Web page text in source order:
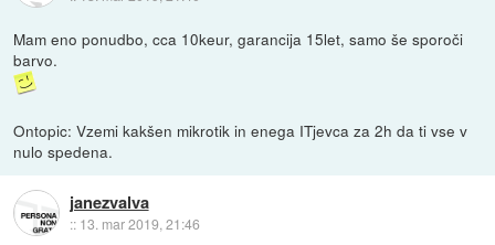
Mam eno ponudbo, cca 10keur, garancija 15let, samo še sporoči
barvo.
Ontopic: Vzemi kakšen mikrotik in enega ITjevca za 2h da ti vse v
nulo spedena.
janezvalva
:: 13. mar 2019, 21:46